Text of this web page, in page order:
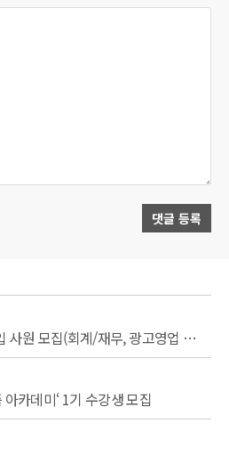
댓글 등록
[동아일보] 2022 대졸 신입 사원 모집(회계/재무, 광고영업 부문)
카데미‘ 1기 수강생 모집